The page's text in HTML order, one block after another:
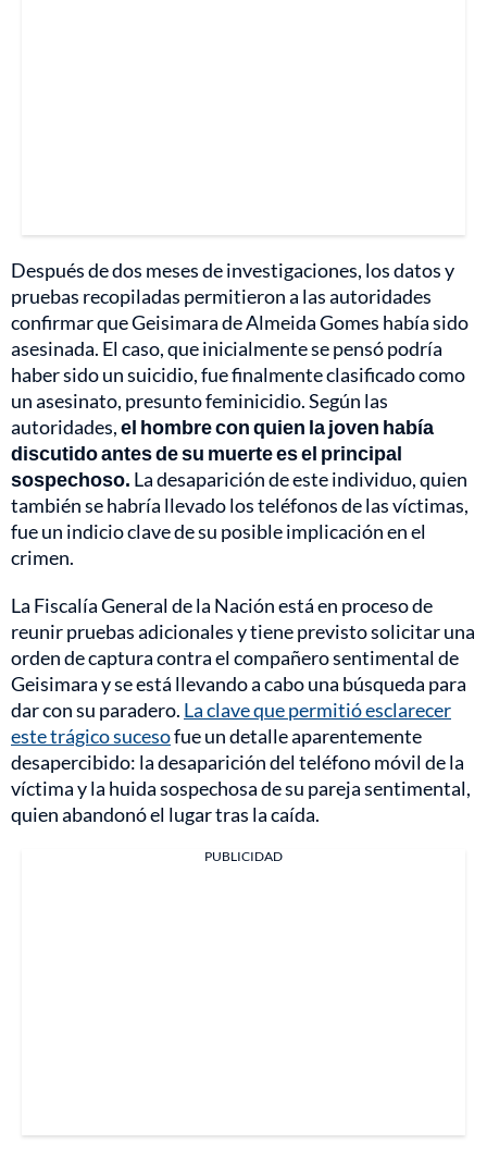
Después de dos meses de investigaciones, los datos y
pruebas recopiladas permitieron a las autoridades
confirmar que Geisimara de Almeida Gomes había sido
asesinada. El caso, que inicialmente se pensó podría
haber sido un suicidio, fue finalmente clasificado como
un asesinato, presunto feminicidio. Según las
autoridades,el hombre con quien la joven había
discutido antes de su muerte es el principal
sospechoso. La desaparición de este individuo, quien
también se habría llevado los teléfonos de las víctimas,
fue un indicio clave de su posible implicación en el
crimen.
La Fiscalía General de la Nación está en proceso de
reunir pruebas adicionales y tiene previsto solicitar una
orden de captura contra el compañero sentimental de
Geisimara y se está llevando a cabo una búsqueda para
dar con su paradero. La clave que permitió esclarecer
este trágico sucesofue un detalle aparentemente
desapercibido: la desaparición del teléfono móvil de la
víctima y la huida sospechosa de su pareja sentimental,
quien abandonó el lugar tras la caída.
PUBLICIDAD